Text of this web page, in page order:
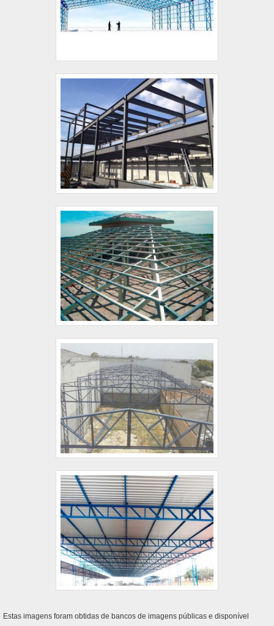
Estas imagens foram obtidas de bancos de imagens públicas e disponível